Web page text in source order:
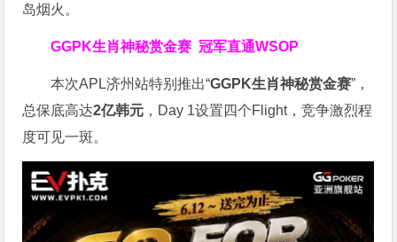
岛烟火。
GGPK生肖神秘赏金赛冠军直通WSOP
本次APL济州站特别推出“GGPK生肖神秘赏金赛”，
总保底高达2亿韩元 ，Day 1设置四个Flight，竞争激烈程
度可见一斑。